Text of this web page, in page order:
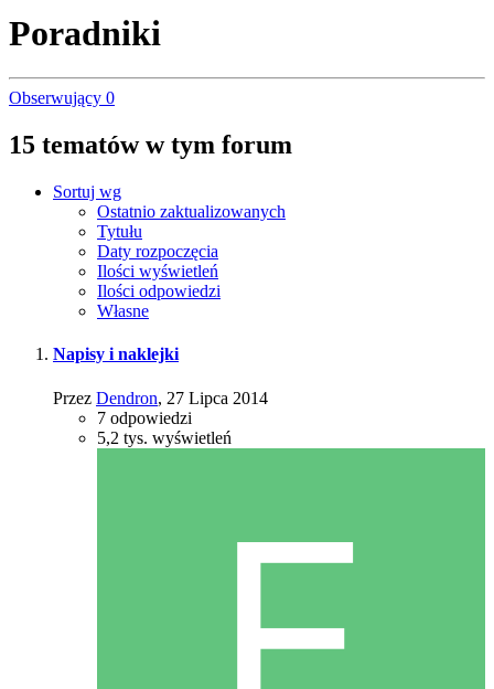
Poradniki
Obserwujący 0
15 tematów w tym forum
Sortuj wg
Ostatnio zaktualizowanych
Tytułu
Daty rozpoczęcia
Ilości wyświetleń
Ilości odpowiedzi
Własne
Napisy i naklejki
Przez Dendron, 27 Lipca 2014
7 odpowiedzi
5,2 tys. wyświetleń